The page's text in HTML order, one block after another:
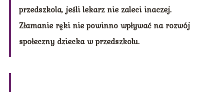
przedszkola, jeśli lekarz nie zaleci inaczej.
Złamanie ręki nie powinno wpływać na rozwój
społeczny dziecka w przedszkolu.